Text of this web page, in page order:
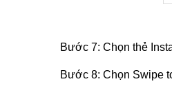
​Bước 7: Chọn thẻ
​Bước 8: Chọn Swipe